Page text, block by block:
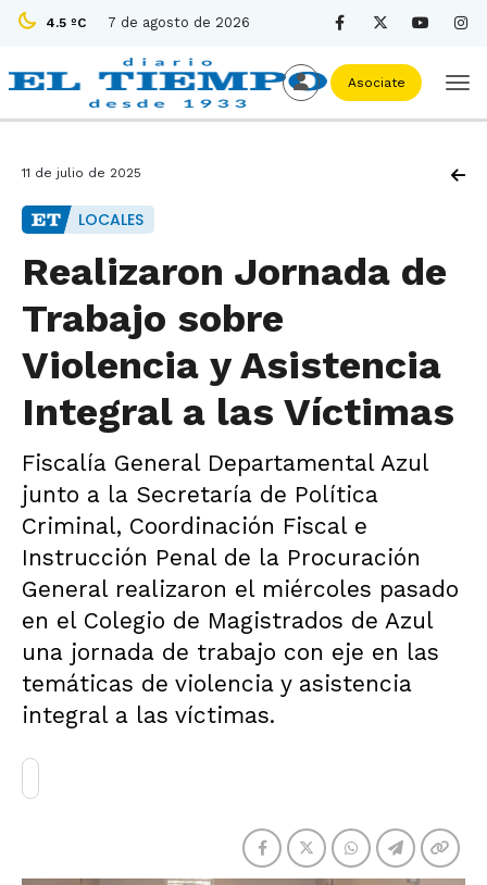
4.5 ºC 7 de agosto de 2026
Asociate
11 de julio de 2025
LOCALES
Realizaron Jornada de
Trabajo sobre
Violencia y Asistencia
Integral a las Víctimas
Fiscalía General Departamental Azul
junto a la Secretaría de Política
Criminal, Coordinación Fiscal e
Instrucción Penal de la Procuración
General realizaron el miércoles pasado
en el Colegio de Magistrados de Azul
una jornada de trabajo con eje en las
temáticas de violencia y asistencia
integral a las víctimas.